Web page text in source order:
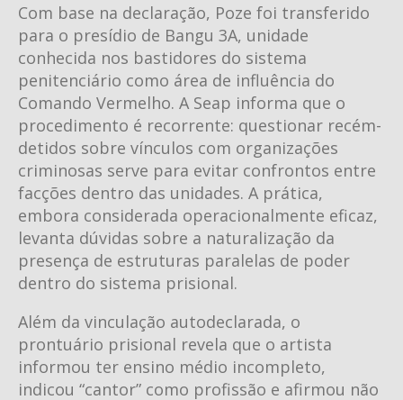
Com base na declaração, Poze foi transferido
para o presídio de Bangu 3A, unidade
conhecida nos bastidores do sistema
penitenciário como área de influência do
Comando Vermelho. A Seap informa que o
procedimento é recorrente: questionar recém-
detidos sobre vínculos com organizações
criminosas serve para evitar confrontos entre
facções dentro das unidades. A prática,
embora considerada operacionalmente eficaz,
levanta dúvidas sobre a naturalização da
presença de estruturas paralelas de poder
dentro do sistema prisional.
Além da vinculação autodeclarada, o
prontuário prisional revela que o artista
informou ter ensino médio incompleto,
indicou “cantor” como profissão e afirmou não